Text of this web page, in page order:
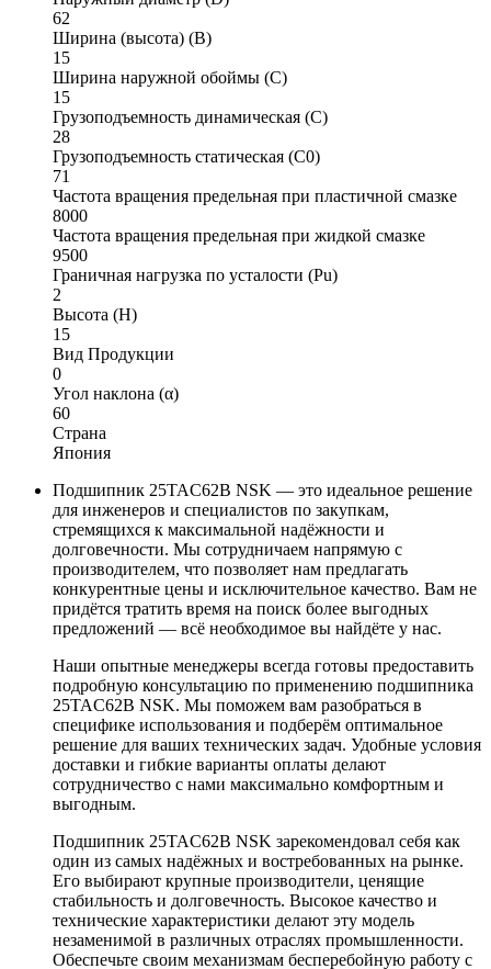
62
Ширина (высота) (B)
15
Ширина наружной обоймы (C)
15
Грузоподъемность динамическая (C)
28
Грузоподъемность статическая (C0)
71
Частота вращения предельная при пластичной смазке
8000
Частота вращения предельная при жидкой смазке
9500
Граничная нагрузка по усталости (Pu)
2
Высота (H)
15
Вид Продукции
0
Угол наклона (α)
60
Страна
Япония
Подшипник 25TAC62B NSK — это идеальное решение
для инженеров и специалистов по закупкам,
стремящихся к максимальной надёжности и
долговечности. Мы сотрудничаем напрямую с
производителем, что позволяет нам предлагать
конкурентные цены и исключительное качество. Вам не
придётся тратить время на поиск более выгодных
предложений — всё необходимое вы найдёте у нас.
Наши опытные менеджеры всегда готовы предоставить
подробную консультацию по применению подшипника
25TAC62B NSK. Мы поможем вам разобраться в
специфике использования и подберём оптимальное
решение для ваших технических задач. Удобные условия
доставки и гибкие варианты оплаты делают
сотрудничество с нами максимально комфортным и
выгодным.
Подшипник 25TAC62B NSK зарекомендовал себя как
один из самых надёжных и востребованных на рынке.
Его выбирают крупные производители, ценящие
стабильность и долговечность. Высокое качество и
технические характеристики делают эту модель
незаменимой в различных отраслях промышленности.
Обеспечьте своим механизмам бесперебойную работу с